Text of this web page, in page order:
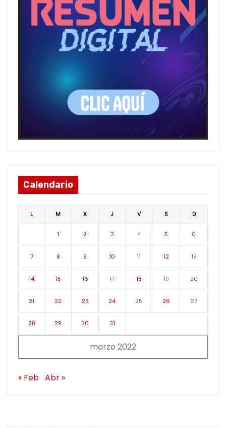
Calendario
marzo 2022
L M X J V S D
1 2 3 4 5 6
7 8 9 10 11 12 13
14 15 16 17 18 19 20
21 22 23 24 25 26 27
28 29 30 31
« Feb Abr »